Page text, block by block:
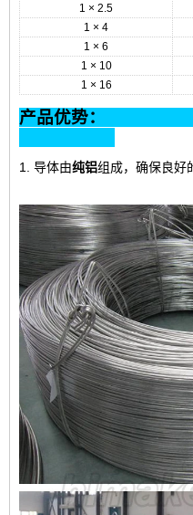
1 × 2.5
1 × 4
1 × 6
1 × 10
1 × 16
产品
1. 导体由纯铝组成，确保良好